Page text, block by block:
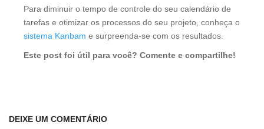
Para diminuir o tempo de controle do seu calendário de
tarefas e otimizar os processos do seu projeto, conheça o
sistema Kanbam e surpreenda-se com os resultados.
Este post foi útil para você? Comente e compartilhe!
DEIXE UM COMENTÁRIO